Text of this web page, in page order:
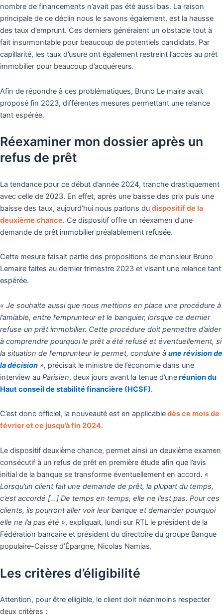
nombre de financements n’avait pas été aussi bas. La raison
principale de ce déclin nous le savons également, est la hausse
des taux d’emprunt. Ces derniers généraient un obstacle tout à
fait insurmontable pour beaucoup de potentiels candidats. Par
capillarité, les taux d’usure ont également restreint l’accès au prêt
immobilier pour beaucoup d’acquéreurs.
Afin de répondre à ces problématiques, Bruno Le maire avait
proposé fin 2023, différentes mesures permettant une relance
tant espérée.
Réexaminer mon dossier après un
refus de prêt
La tendance pour ce début d’année 2024, tranche drastiquement
avec celle de 2023. En effet, après une baisse des prix puis une
baisse des taux, aujourd’hui nous parlons du dispositif de la
deuxième chance. Ce dispositif offre un réexamen d’une
demande de prêt immobilier préalablement refusée.
Cette mesure faisait partie des propositions de monsieur Bruno
Lemaire faites au dernier trimestre 2023 et visant une relance tant
espérée.
« Je souhaite aussi que nous mettions en place une procédure à
l’amiable, entre l’emprunteur et le banquier, lorsque ce dernier
refuse un prêt immobilier. Cette procédure doit permettre d’aider
à comprendre pourquoi le prêt a été refusé et éventuellement, si
la situation de l’emprunteur le permet, conduire à une révision de
la décision », précisait le ministre de l’économie dans une
interview au Parisien, deux jours avant la tenue d’uneréunion du
Haut conseil de stabilité financière (HCSF).
C’est donc officiel, la nouveauté est en applicabledès ce mois de
février et ce jusqu’à fin 2024.
Le dispositif deuxième chance, permet ainsi un deuxième examen
consécutif à un refus de prêt en première étude afin que l’avis
initial de la banque se transforme éventuellement en accord. «
Lorsqu’un client fait une demande de prêt, la plupart du temps,
c’est accordé […] De temps en temps, elle ne l’est pas. Pour ces
clients, ils pourront aller voir leur banque et demander pourquoi
elle ne l’a pas été », expliquait, lundi sur RTL le président de la
Fédération bancaire et président du directoire du groupe Banque
populaire-Caisse d’Épargne, Nicolas Namias.
Les critères d’éligibilité
Attention, pour être elligible, le client doit néanmoins respecter
deux critères :